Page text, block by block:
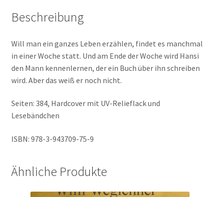
Beschreibung
Will man ein ganzes Leben erzählen, findet es manchmal
in einer Woche statt. Und am Ende der Woche wird Hansi
den Mann kennenlernen, der ein Buch über ihn schreiben
wird. Aber das weiß er noch nicht.
Seiten: 384, Hardcover mit UV-Relieflack und
Lesebändchen
ISBN: 978-3-943709-75-9
Ähnliche Produkte